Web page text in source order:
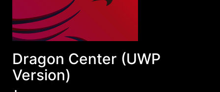
Dragon Center (UWP
Version)